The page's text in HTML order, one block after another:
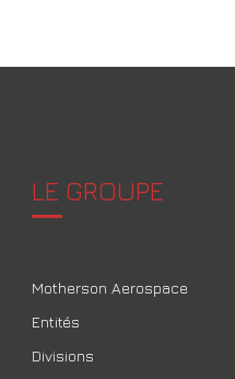
LE GROUPE
Motherson Aerospace
Entités
Divisions